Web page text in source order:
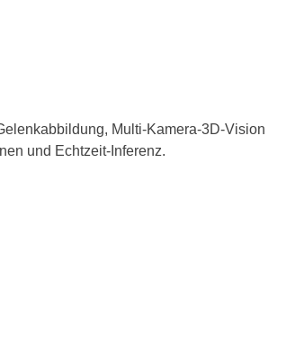
Multi-Kamera-3D-Vision
und Echtzeit-Inferenz.